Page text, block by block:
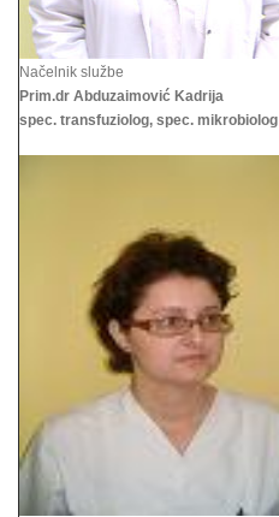
Načelnik službe
Prim.dr Abduzaimović Kadrija
spec. transfuziolog, spec. mikrobiolog